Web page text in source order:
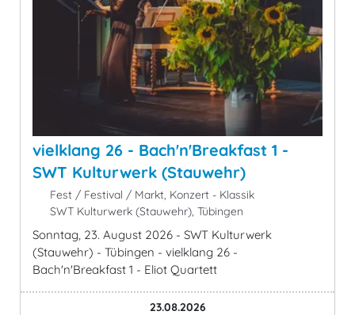
vielklang 26 - Bach'n'Breakfast 1 -
SWT Kulturwerk (Stauwehr)
Fest / Festival / Markt, Konzert - Klassik
SWT Kulturwerk (Stauwehr), Tübingen
Sonntag, 23. August 2026 - SWT Kulturwerk
(Stauwehr) - Tübingen - vielklang 26 -
Bach'n'Breakfast 1 - Eliot Quartett
23.08.2026